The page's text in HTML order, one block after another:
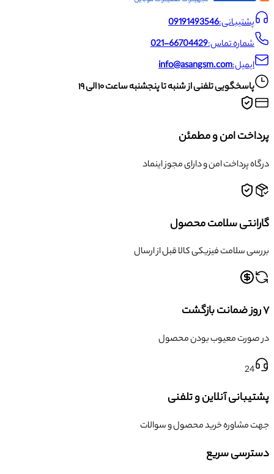
پشتیبانی:09191493546
شماره تماس:021-66704429
ایمیل:info@asangsm.com
پاسخگویی تلفنی از شنبه تا پنجشنبه ساعت ۱۰ الی ۱۹
پرداخت امن و مطمئن
درگاه پرداخت امن و دارای مجوز اینماد
گارانتی سلامت محصول
بررسی سلامت فیزیکی کالا قبل از ارسال
۷ روز ضمانت بازگشت
در صورت معیوب بودن محصول
24
پشتیبانی آنلاین و تلفنی
جهت مشاوره خرید محصول و سوالات
دسترسی سریع